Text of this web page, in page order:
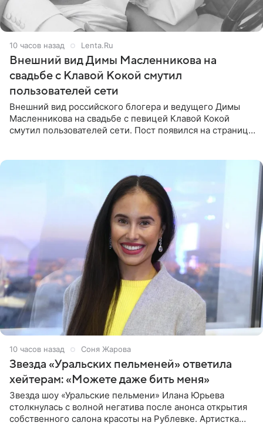
10 часов назад Lenta.Ru
Внешний вид Димы Масленникова на
свадьбе с Клавой Кокой смутил
пользователей сети
Внешний вид российского блогера и ведущего Димы
Масленникова на свадьбе с певицей Клавой Кокой
смутил пользователей сети. Пост появился на странице
10 часов назад Соня Жарова
Звезда «Уральских пельменей» ответила
хейтерам: «Можете даже бить меня»
Звезда шоу «Уральские пельмени» Илана Юрьева
столкнулась с волной негатива после анонса открытия
собственного салона красоты на Рублевке. Артистка